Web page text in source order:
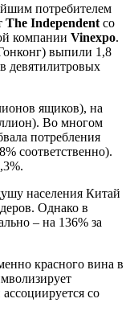
потребителем
The Independent со
компании Vinexpo.
выпили 1,8
девятилитровых
ящиков), на
Во многом
потребления
соответственно).
населения Китай
Однако в
– на 136% за
красного вина в
со